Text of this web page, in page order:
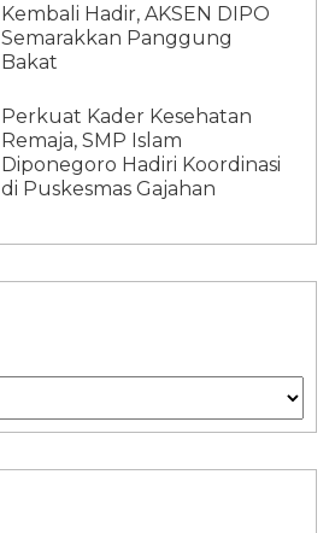
Kembali Hadir, AKSEN DIPO
Semarakkan Panggung
Bakat
Perkuat Kader Kesehatan
Remaja, SMP Islam
Diponegoro Hadiri Koordinasi
di Puskesmas Gajahan